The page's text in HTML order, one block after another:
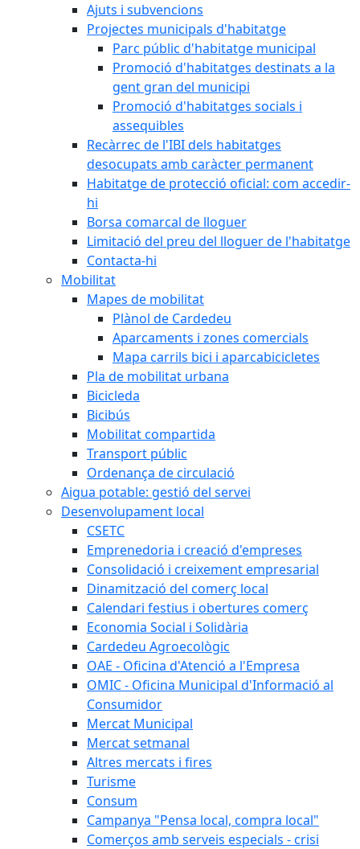
Ajuts i subvencions
Projectes municipals d'habitatge
Parc públic d'habitatge municipal
Promoció d'habitatges destinats a la
gent gran del municipi
Promoció d'habitatges socials i
assequibles
Recàrrec de l'IBI dels habitatges
desocupats amb caràcter permanent
Habitatge de protecció oficial: com accedir-
hi
Borsa comarcal de lloguer
Limitació del preu del lloguer de l'habitatge
Contacta-hi
Mobilitat
Mapes de mobilitat
Plànol de Cardedeu
Aparcaments i zones comercials
Mapa carrils bici i aparcabicicletes
Pla de mobilitat urbana
Bicicleda
Bicibús
Mobilitat compartida
Transport públic
Ordenança de circulació
Aigua potable: gestió del servei
Desenvolupament local
CSETC
Emprenedoria i creació d'empreses
Consolidació i creixement empresarial
Dinamització del comerç local
Calendari festius i obertures comerç
Economia Social i Solidària
Cardedeu Agroecològic
OAE - Oficina d'Atenció a l'Empresa
OMIC - Oficina Municipal d'Informació al
Consumidor
Mercat Municipal
Mercat setmanal
Altres mercats i fires
Turisme
Consum
Campanya "Pensa local, compra local"
Comerços amb serveis especials - crisi